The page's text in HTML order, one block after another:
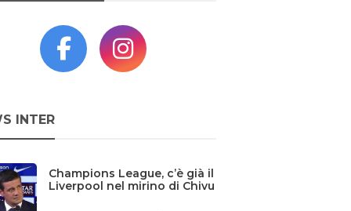
INTER
Champions League, c’è già il
Liverpool nel mirino di Chivu